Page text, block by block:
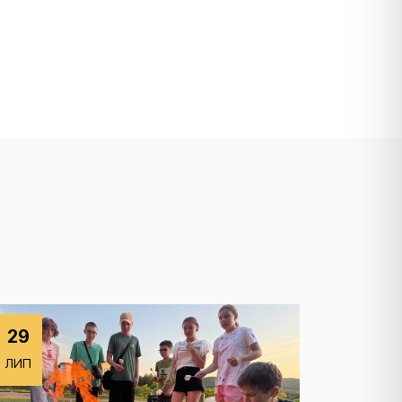
29
ЛИП